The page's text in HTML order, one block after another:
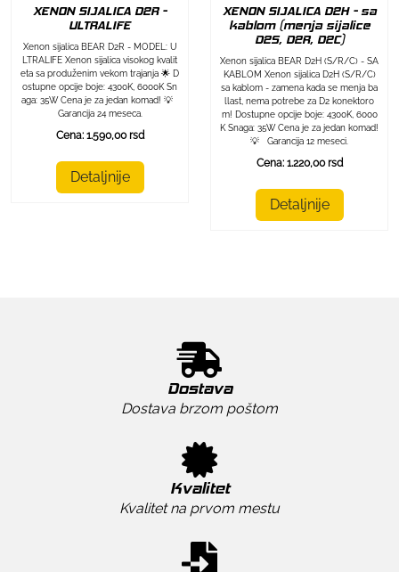
XENON SIJALICA D2R -
ULTRALIFE
Xenon sijalica BEAR D2R - MODEL: U
LTRALIFE Xenon sijalica visokog kvalit
eta sa produženim vekom trajanja 🌟 D
ostupne opcije boje: 4300K, 6000K Sn
aga: 35W Cena je za jedan komad! 💡
Garancija 24 meseca.
Cena: 1.590,00 rsd
Detaljnije
XENON SIJALICA D2H - sa
kablom (menja sijalice
D2S, D2R, D2C)
Xenon sijalica BEAR D2H (S/R/C) - SA
KABLOM Xenon sijalica D2H (S/R/C)
sa kablom - zamena kada se menja ba
llast, nema potrebe za D2 konektoro
m! Dostupne opcije boje: 4300K, 6000
K Snaga: 35W Cena je za jedan komad!
💡 Garancija 12 meseci.
Cena: 1.220,00 rsd
Detaljnije
Dostava
Dostava brzom poštom
Kvalitet
Kvalitet na prvom mestu